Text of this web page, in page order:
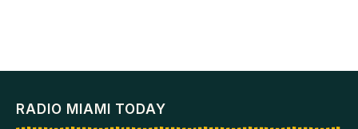
RADIO MIAMI TODAY